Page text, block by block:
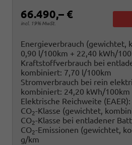
66.490,– €
incl. 19% MwSt.
Energieverbrauch (gewichtet,
0,90 l/100km + 22,40 kWh/
Kraftstoffverbrauch bei
kombiniert: 7,70 l/100km
Stromverbrauch bei rein
kombiniert: 24,20 kWh/100km
Elektrische Reichweite (EAER):
CO2-Klasse (gewichtet,
CO2-Klasse bei entladener
CO2-Emissionen (gewichtet,
g/km